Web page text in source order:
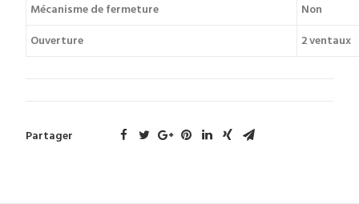
Mécanisme de fermeture
Non
Ouverture
2 ventaux
Partager